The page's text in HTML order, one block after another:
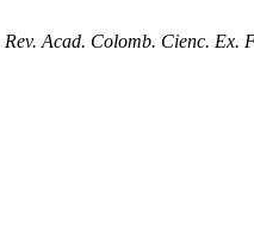
Rev. Acad. Colomb. Cienc. Ex.